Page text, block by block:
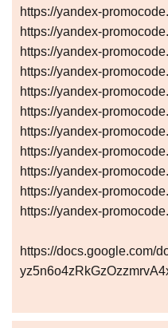
https://yandex-
https://yandex-
https://yandex-
https://yandex-
https://yandex-
https://yandex-
https://yandex-
https://yandex-
https://yandex-
https://yandex-
https://yandex-
https://docs.google.com/